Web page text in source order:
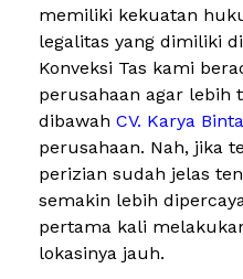
memiliki kekuatan
legalitas yang dimiliki
Konveksi Tas kami
perusahaan agar lebih
dibawah CV. Karya
perusahaan. Nah, jika
perizian sudah jelas
semakin lebih
pertama kali
lokasinya jauh.